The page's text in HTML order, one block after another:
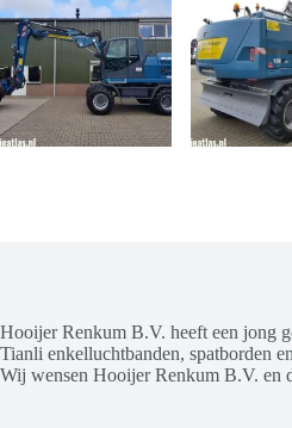
Hooijer Renkum B.V. heeft een jong
Tianli enkelluchtbanden, spatborden
Wij wensen Hooijer Renkum B.V. en